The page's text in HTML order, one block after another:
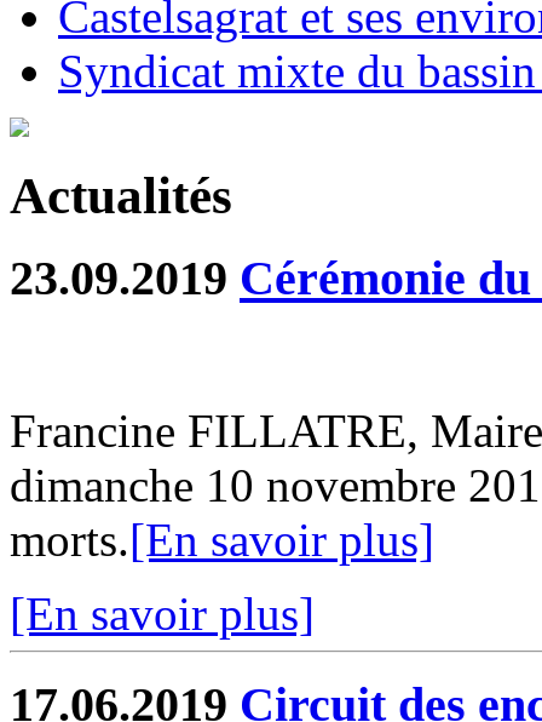
Castelsagrat et ses
Syndicat mixte du
Actualités
23.09.2019 Cérémonie
Francine FILLATRE,
dimanche 10 novembre
morts.[En savoir plus]
[En savoir plus]
17.06.2019 Circuit des